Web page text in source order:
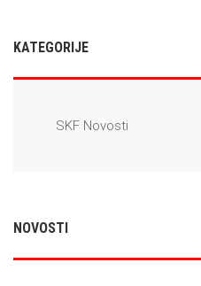
KATEGORIJE
SKF Novosti
NOVOSTI